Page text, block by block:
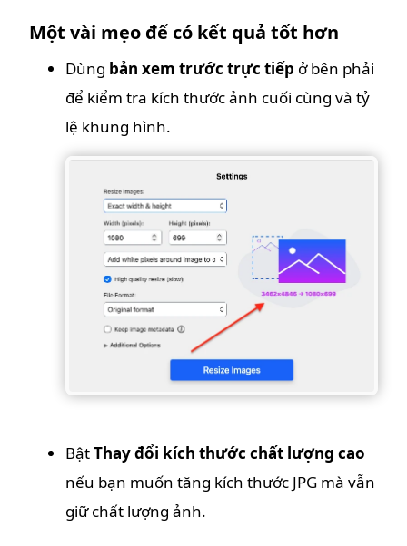
Một vài mẹo để có kết quả tốt hơn
Dùng bản xem trước trực tiếp ở bên phải
để kiểm tra kích thước ảnh cuối cùng và tỷ
lệ khung hình.
BậtThay đổi kích thước chất lượng cao
nếu bạn muốn tăng kích thước JPG mà vẫn
giữ chất lượng ảnh.